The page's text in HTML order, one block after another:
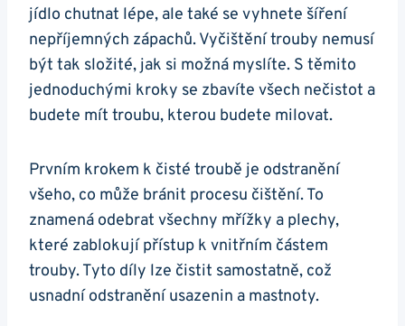
jídlo chutnat lépe, ale‍ také se vyhnete šíření
nepříjemných zápachů. Vyčištění trouby nemusí
být tak složité, jak si možná⁢ myslíte. S těmito
jednoduchými kroky se‍ zbavíte všech nečistot a
budete mít troubu, kterou budete milovat.
Prvním krokem ​k čisté troubě je odstranění
všeho, co může ​bránit procesu čištění. To​
znamená odebrat všechny mřížky a plechy,
které zablokují přístup k ⁤vnitřním částem
trouby. Tyto díly ​lze čistit samostatně, ⁤což
usnadní ‍odstranění usazenin a mastnoty.